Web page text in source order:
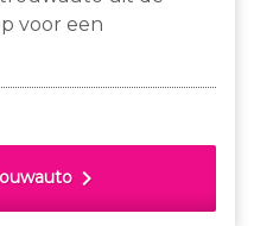
voor een
van onze
chevron_right